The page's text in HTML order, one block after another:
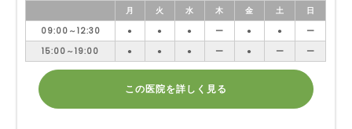
月 火 水 木 金 土
日
09:00～12:30
● ● ● ー ● ●
ー
15:00～19:00
● ● ● ー ● ー ー
この医院を詳しく見る